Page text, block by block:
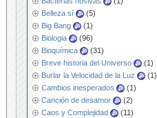
Belleza sí
(5)
Big Bang
(1)
Biologia
(96)
Bioquímica
(31)
Breve historia del Universo
(1)
Burlar la Velocidad de la Luz
(1)
Cambios inesperados
(1)
Canción de desamor
(2)
Caos y Complejidad
(11)